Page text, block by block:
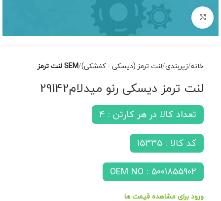
برای بزرگنمایی کلیک کنید
خانه زیربندی لنت ترمز (دیسکی - کفشکی) SEM لنت ترمز
لنت ترمز دیسکی رنو میدلام29142
تعداد کالا در هر کارتن : 4
کد کالا : 15335
OEM NO : 5001855902
ورود برای مشاهده قیمت ها